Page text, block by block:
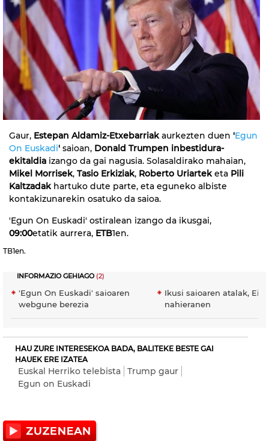
Gaur, Estepan Aldamiz-Etxebarriakaurkezten duen 'Egun
On Euskadi' saioan, Donald Trumpen inbestidura-
ekitaldia izango da gai nagusia. Solasaldirako mahaian,
Mikel Morrisek, Tasio Erkiziak, Roberto Uriarteketa Pili
Kaltzadakhartuko dute parte, eta eguneko albiste
kontakizunarekin osatuko da saioa.
'Egun On Euskadi' ostiralean izango da ikusgai,
09:00etatik aurrera, ETB1en.
TB1en.
INFORMAZIO GEHIAGO(2)
'Egun On Euskadi' saioaren
webgune berezia
Ikusi saioaren atalak, EiTB
nahieranen
HAU ZURE INTERESEKOA BADA, BALITEKE BESTE GAI
HAUEK ERE IZATEA
Euskal Herriko telebista
Trump gaur
Egun on Euskadi